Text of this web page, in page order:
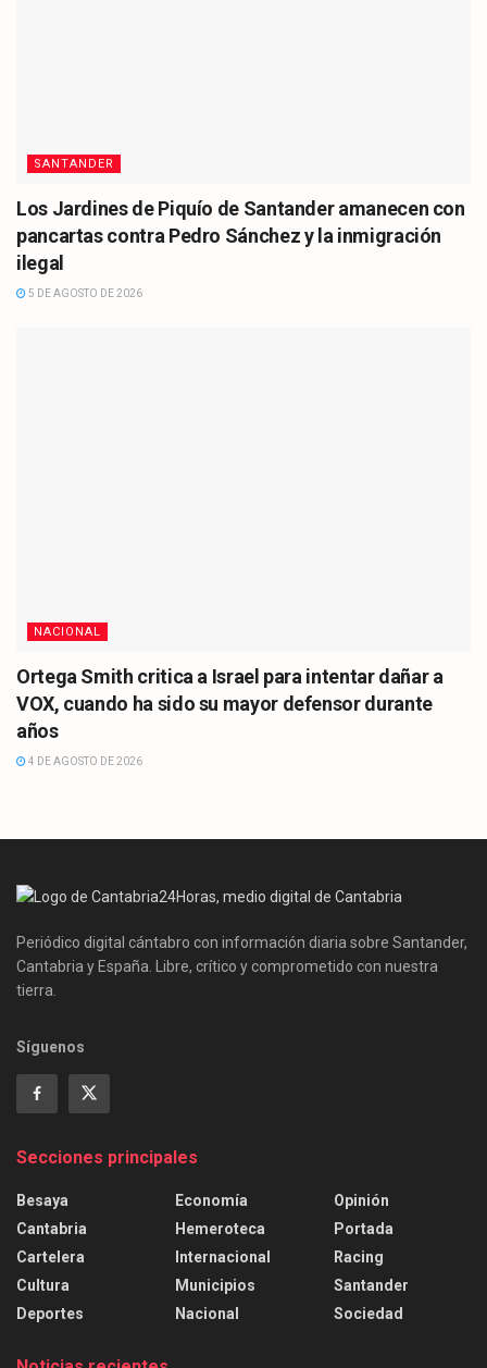
SANTANDER
Los Jardines de Piquío de Santander amanecen con
pancartas contra Pedro Sánchez y la inmigración
ilegal
5 DE AGOSTO DE 2026
NACIONAL
Ortega Smith critica a Israel para intentar dañar a
VOX, cuando ha sido su mayor defensor durante
años
4 DE AGOSTO DE 2026
Periódico digital cántabro con información diaria sobre Santander,
Cantabria y España. Libre, crítico y comprometido con nuestra
tierra.
Síguenos
Secciones principales
Besaya
Cantabria
Cartelera
Cultura
Deportes
Economía
Hemeroteca
Internacional
Municipios
Nacional
Opinión
Portada
Racing
Santander
Sociedad